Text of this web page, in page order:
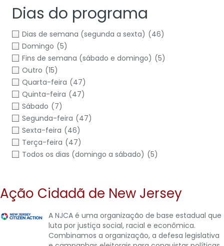
Dias do programa
Dias de semana (segunda a sexta) (46)
Domingo (5)
Fins de semana (sábado e domingo) (5)
Outro (15)
Quarta-feira (47)
Quinta-feira (47)
Sábado (7)
Segunda-feira (47)
Sexta-feira (46)
Terça-feira (47)
Todos os dias (domingo a sábado) (5)
Ação Cidadã de New Jersey
A NJCA é uma organização de base estadual que
luta por justiça social, racial e econômica.
Combinamos a organização, a defesa legislativa